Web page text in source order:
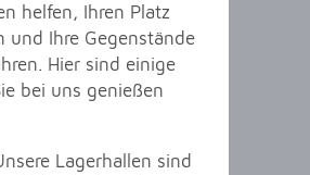
helfen, Ihren Platz
und Ihre Gegenstände
Hier sind einige
bei uns genießen
Lagerhallen sind